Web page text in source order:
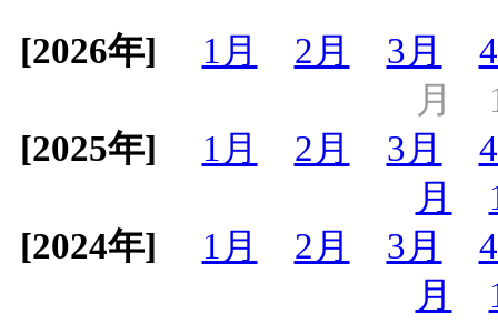
[2026年] 1月 2月 3月
月
[2025年]
1月 2月 3月
月
[2024年]
1月 2月 3月
月